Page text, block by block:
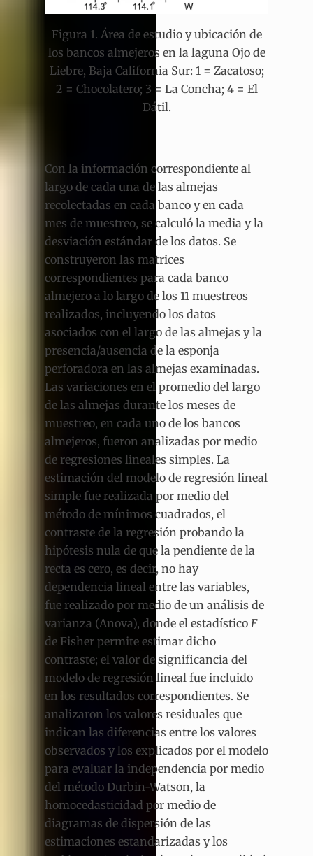
Figura 1. Área de estudio y ubicación de
los bancos almejeros en la laguna Ojo de
Liebre, Baja California Sur: 1 = Zacatoso;
2 = Chocolatero; 3 = La Concha; 4 = El
Dátil.
Con la información correspondiente al
largo de cada una de las almejas
recolectadas en cada banco y en cada
mes de muestreo, se calculó la media y la
desviación estándar de los datos. Se
construyeron las matrices
correspondientes para cada banco
almejero a lo largo de los 11 muestreos
realizados, incluyendo los datos
asociados con el largo de las almejas y la
presencia/ausencia de la esponja
perforadora en las almejas examinadas.
Las variaciones en el promedio del largo
de las almejas durante los meses de
muestreo, en cada uno de los bancos
almejeros, fueron analizadas por medio
de regresiones lineales simples. La
estimación del modelo de regresión lineal
simple fue realizada por medio del
método de mínimos cuadrados, el
contraste de la regresión probando la
hipótesis nula de que la pendiente de la
recta es cero, es decir, no hay
dependencia lineal entre las variables,
fue realizado por medio de un análisis de
varianza (Anova), donde el estadístico F
de Fisher permite estimar dicho
contraste; el valor de significancia del
modelo de regresión lineal fue incluido
en los resultados correspondientes. Se
analizaron los valores residuales que
indican las diferencias entre los valores
observados y los explicados por el modelo
para evaluar la independencia por medio
del método Durbin-Watson, la
homocedasticidad por medio de
diagramas de dispersión de las
estimaciones estandarizadas y los